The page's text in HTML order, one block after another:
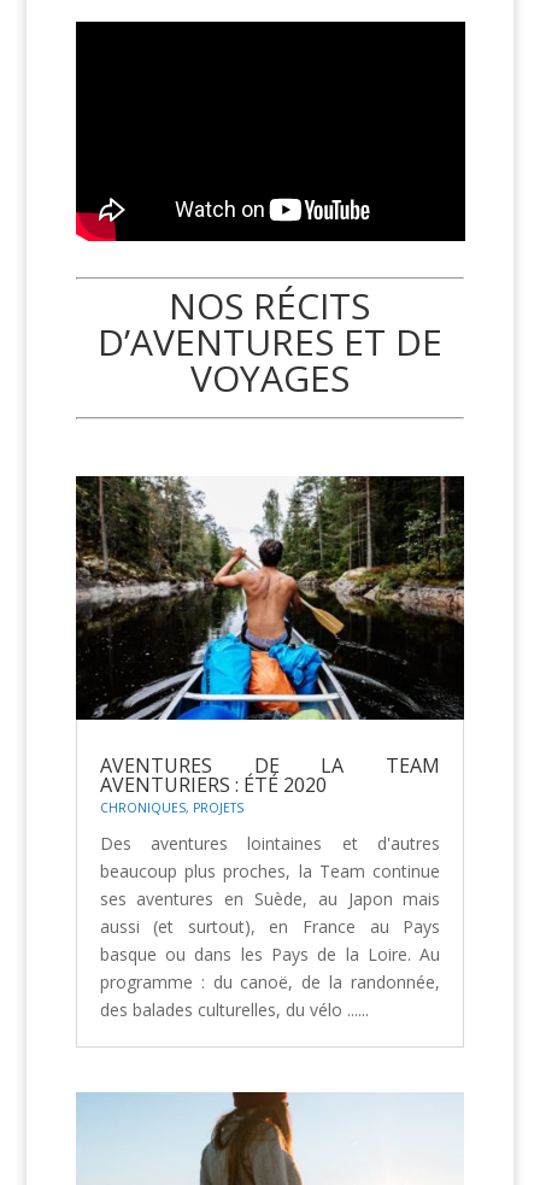
NOS RÉCITS
D’AVENTURES ET DE
VOYAGES
AVENTURES DE LA TEAM
AVENTURIERS : ÉTÉ 2020
CHRONIQUES, PROJETS
Des aventures lointaines et d'autres
beaucoup plus proches, la Team continue
ses aventures en Suède, au Japon mais
aussi (et surtout), en France au Pays
basque ou dans les Pays de la Loire. Au
programme : du canoë, de la randonnée,
des balades culturelles, du vélo ......